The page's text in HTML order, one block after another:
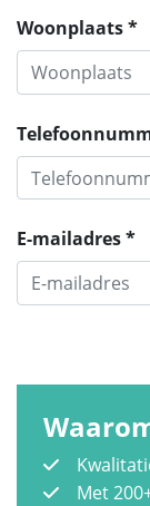
Woonplaats *
E-mailadres *
Met